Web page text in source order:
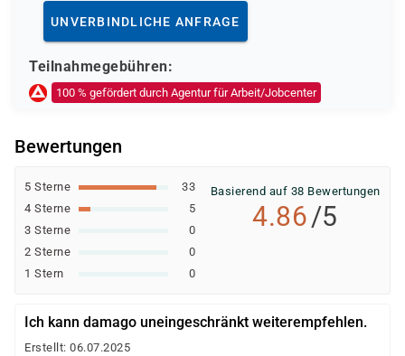
Deutsche Rentenversicherung
Europäischer Sozialfonds (ESF)
Weitere öffentliche oder private Kostenträger
Ob eine Förderung oder Kostenübernahme möglich ist,
individuellen Prüfung Ihrer persönlichen
Voraussetzungen und Förderfähigkeit.
UNVERBINDLICHE ANFRAGE
Teilnahmegebühren:
100 % gefördert durch Agentur für Arbeit/Jobcenter
Bewertungen
5 Sterne
33
4 Sterne
5
3 Sterne
0
2 Sterne
0
1 Stern
0
Basierend auf 38 Bewertungen
4.86/5
Ich kann damago uneingeschränkt weiterempfehlen.
Erstellt: 06.07.2025